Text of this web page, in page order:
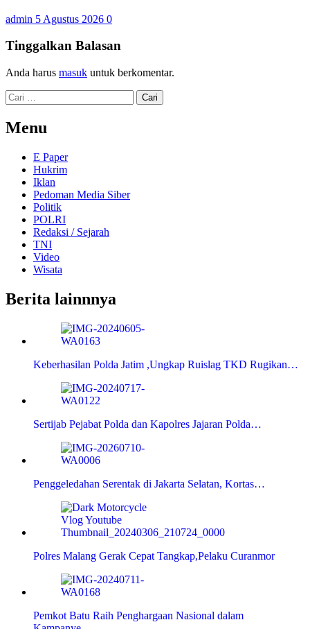
admin 5 Agustus 2026 0
Tinggalkan Balasan
Anda harus masuk untuk berkomentar.
Cari
untuk:
Menu
E Paper
Hukrim
Iklan
Pedoman Media Siber
Politik
POLRI
Redaksi / Sejarah
TNI
Video
Wisata
Berita lainnnya
Keberhasilan Polda Jatim ,Ungkap Ruislag TKD Rugikan…
Sertijab Pejabat Polda dan Kapolres Jajaran Polda…
Penggeledahan Serentak di Jakarta Selatan, Kortas…
Polres Malang Gerak Cepat Tangkap,Pelaku Curanmor
Pemkot Batu Raih Penghargaan Nasional dalam